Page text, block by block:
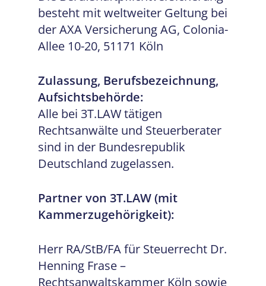
besteht mit weltweiter Geltung bei
der AXA Versicherung AG, Colonia-
Allee 10-20, 51171 Köln
Zulassung, Berufsbezeichnung,
Aufsichtsbehörde:
Alle bei 3T.LAW tätigen
Rechtsanwälte und Steuerberater
sind in der Bundesrepublik
Deutschland zugelassen.
Partner von 3T.LAW (mit
Kammerzugehörigkeit):
Herr RA/StB/FA für Steuerrecht Dr.
Henning Frase –
Rechtsanwaltskammer Köln sowie